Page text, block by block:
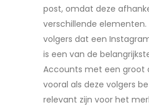
post, omdat deze
verschillende elementen.
volgers dat een
is een van de
Accounts met een groot
vooral als deze volgers
relevant zijn voor het